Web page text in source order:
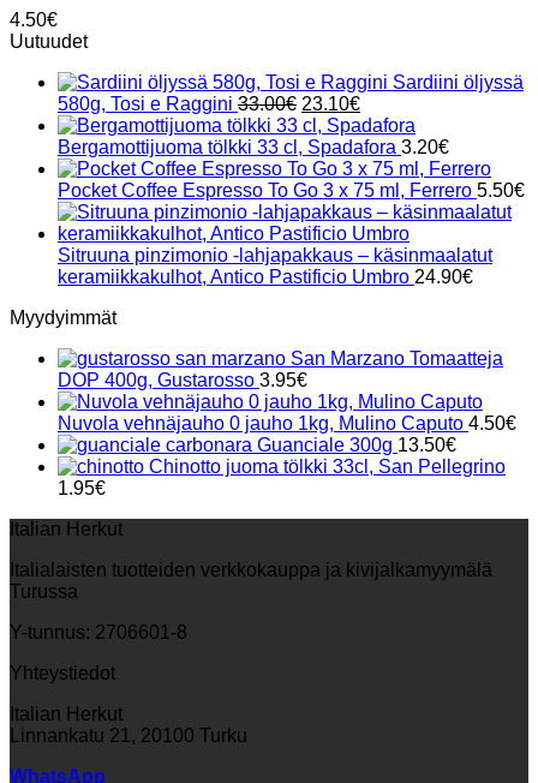
4.50€
Uutuudet
Sardiini öljyssä
580g, Tosi e Raggini 33.00€ Alkuperäinen
hinta
oli:
33.00€.
23.10€Nykyinen
hinta
on:
23.10€.
Bergamottijuoma tölkki 33 cl, Spadafora 3.20€
Pocket Coffee Espresso To Go 3 x 75 ml, Ferrero 5.50€
Sitruuna pinzimonio -lahjapakkaus – käsinmaalatut
keramiikkakulhot, Antico Pastificio Umbro 24.90€
Myydyimmät
San Marzano Tomaatteja
DOP 400g, Gustarosso 3.95€
Nuvola vehnäjauho 0 jauho 1kg, Mulino Caputo 4.50€
Guanciale 300g 13.50€
Chinotto juoma tölkki 33cl, San Pellegrino
1.95€
Italian Herkut
Italialaisten tuotteiden verkkokauppa ja kivijalkamyymälä
Turussa
Y-tunnus: 2706601-8
Yhteystiedot
Italian Herkut
Linnankatu 21, 20100 Turku
WhatsApp